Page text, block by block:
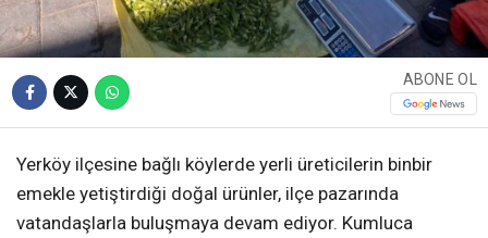
ABONE OL
Yerköy ilçesine bağlı köylerde yerli üreticilerin binbir
emekle yetiştirdiği doğal ürünler, ilçe pazarında
vatandaşlarla buluşmaya devam ediyor. Kumluca